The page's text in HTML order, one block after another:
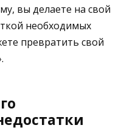
вы делаете на свой
необходимых
превратить свой